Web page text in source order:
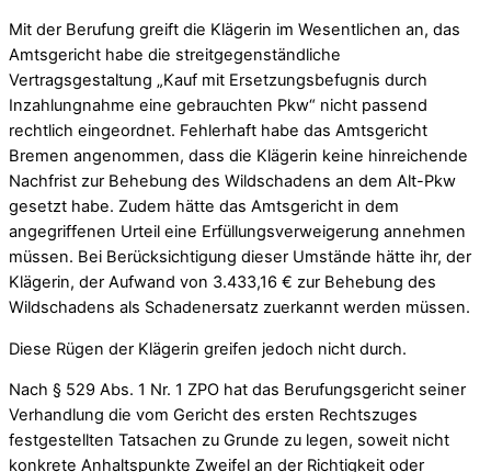
Mit der Berufung greift die Klägerin im Wesentlichen an, das
Amtsgericht habe die streitgegenständliche
Vertragsgestaltung „Kauf mit Ersetzungsbefugnis durch
Inzahlungnahme eine gebrauchten Pkw“ nicht passend
rechtlich eingeordnet. Fehlerhaft habe das Amtsgericht
Bremen angenommen, dass die Klägerin keine hinreichende
Nachfrist zur Behebung des Wildschadens an dem Alt-Pkw
gesetzt habe. Zudem hätte das Amtsgericht in dem
angegriffenen Urteil eine Erfüllungsverweigerung annehmen
müssen. Bei Berücksichtigung dieser Umstände hätte ihr, der
Klägerin, der Aufwand von 3.433,16 € zur Behebung des
Wildschadens als Schadenersatz zuerkannt werden müssen.
Diese Rügen der Klägerin greifen jedoch nicht durch.
Nach § 529 Abs. 1 Nr. 1 ZPO hat das Berufungsgericht seiner
Verhandlung die vom Gericht des ersten Rechtszuges
festgestellten Tatsachen zu Grunde zu legen, soweit nicht
konkrete Anhaltspunkte Zweifel an der Richtigkeit oder